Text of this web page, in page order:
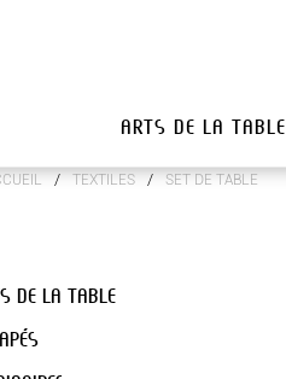
ARTS DE LA TABLE
/ TEXTILES / SET DE TABLE
DE LA TABLE